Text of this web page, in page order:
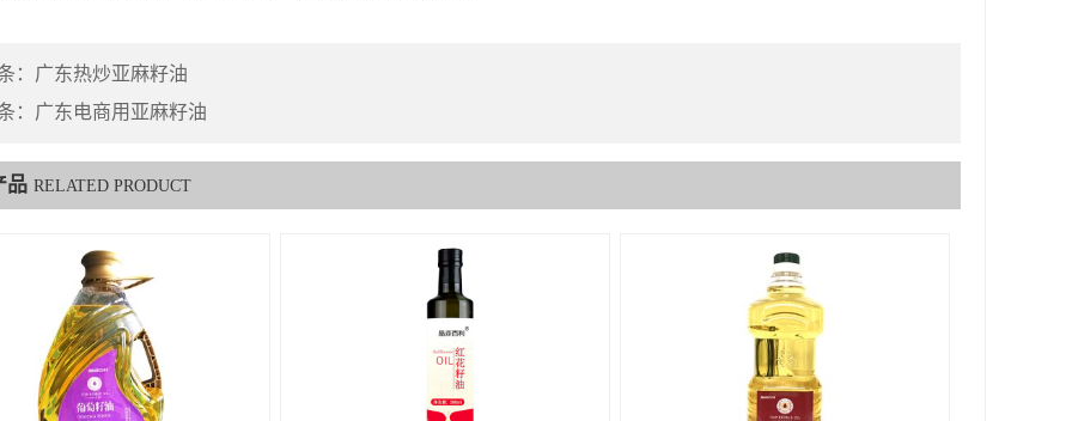
： 广东热炒亚麻籽油
： 广东电商用亚麻籽油
品 RELATED PRODUCT